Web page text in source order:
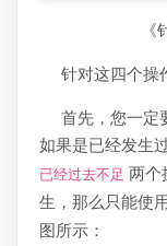
针对这四个操
首先，您一定
如果是已经发生
已经过去不足 两个
生，那么只能使用
图所示：